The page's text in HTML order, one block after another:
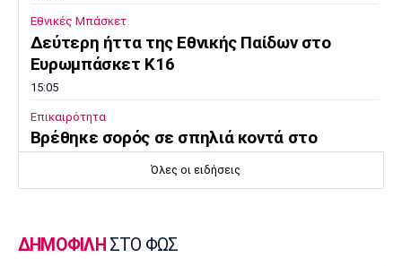
Εθνικές Μπάσκετ
Δεύτερη ήττα της Εθνικής Παίδων στο
Ευρωμπάσκετ Κ16
15:05
Επικαιρότητα
Βρέθηκε σορός σε σπηλιά κοντά στο
εκκλησάκι των Αγίων Ισιδώρων
Πήρε Νανού ο Ηρακλής
Όλες οι ειδήσεις
ΔΗΜΟΦΙΛΗ ΣΤΟ ΦΩΣ